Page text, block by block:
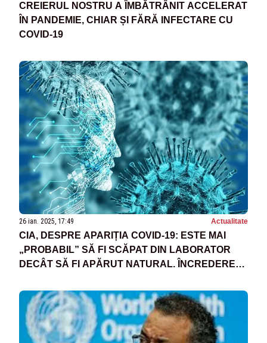
CREIERUL NOSTRU A ÎMBĂTRÂNIT ACCELERAT
ÎN PANDEMIE, CHIAR ȘI FĂRĂ INFECTARE CU
COVID-19
26 ian. 2025, 17:49 Actualitate
CIA, DESPRE APARIȚIA COVID-19: ESTE MAI
„PROBABIL” SĂ FI SCĂPAT DIN LABORATOR
DECÂT SĂ FI APĂRUT NATURAL. ÎNCREDEREA